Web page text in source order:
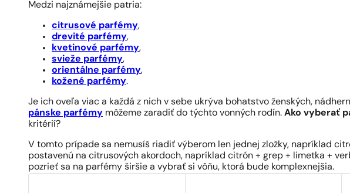
Medzi najznámejšie patria:
citrusové parfémy,
drevité parfémy,
kvetinové parfémy,
svieže parfémy,
orientálne parfémy,
kožené parfémy.
Je ich oveľa viac a každá z nich v sebe ukrýva bohatstvo ženských,
pánske parfémy môžeme zaradiť do týchto vonných rodín. Ako vyberať
kritérií?
V tomto prípade sa nemusíš riadiť výberom len jednej zložky, napríklad
postavenú na citrusových akordoch, napríklad citrón + grep + limetka +
pozrieť sa na parfémy širšie a vybrať si vôňu, ktorá bude komplexnejšia.